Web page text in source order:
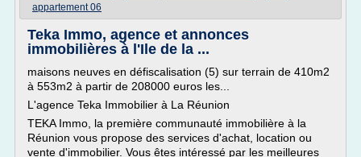
appartement 06
Teka Immo, agence et annonces
immobilières à l'Ile de la ...
maisons neuves en défiscalisation (5) sur terrain de 410m2
à 553m2 à partir de 208000 euros les...
L'agence Teka Immobilier à La Réunion
TEKA Immo, la première communauté immobilière à la
Réunion vous propose des services d'achat, location ou
vente d'immobilier. Vous êtes intéressé par les meilleures